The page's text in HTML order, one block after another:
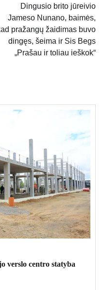
Dingusio brito jūreivio
Jameso Nunano, baimės,
pražangų žaidimas buvo
dingęs, šeima ir Sis Begs
„Prašau ir toliau ieškok“
verslo centro statyba